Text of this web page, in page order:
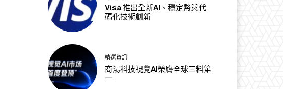
Visa 推出全新AI、穩定幣與代
碼化技術創新
精選資訊
商湯科技視覺AI榮膺全球三料第
一